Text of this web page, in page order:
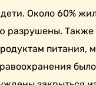
Около 60%
разрушены.
питания,